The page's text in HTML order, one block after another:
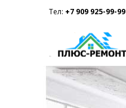
Тел: +7 909 925-99-99